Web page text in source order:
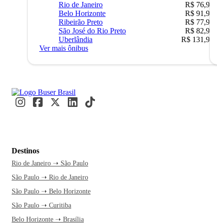
Rio de Janeiro
R$ 76,90
Belo Horizonte
R$ 91,90
Ribeirão Preto
R$ 77,90
São José do Rio Preto
R$ 82,90
Uberlândia
R$ 131,90
Ver mais ônibus
Destinos
Rio de Janeiro ➝ São Paulo
São Paulo ➝ Rio de Janeiro
São Paulo ➝ Belo Horizonte
São Paulo ➝ Curitiba
Belo Horizonte ➝ Brasília